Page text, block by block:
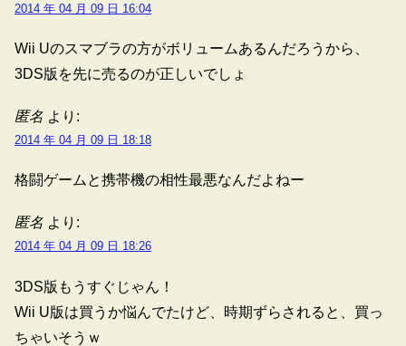
2014 年 04 月 09 日 16:04
Wii Uのスマブラの方がボリュームあるんだろうから、
3DS版を先に売るのが正しいでしょ
匿名 より:
2014 年 04 月 09 日 18:18
格闘ゲームと携帯機の相性最悪なんだよねー
匿名 より:
2014 年 04 月 09 日 18:26
3DS版もうすぐじゃん！
Wii U版は買うか悩んでたけど、時期ずらされると、買っ
ちゃいそうｗ